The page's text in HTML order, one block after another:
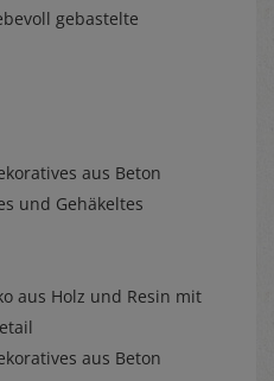
gebastelte
aus Beton
und Gehäkeltes
aus Holz und Resin mit
aus Beton